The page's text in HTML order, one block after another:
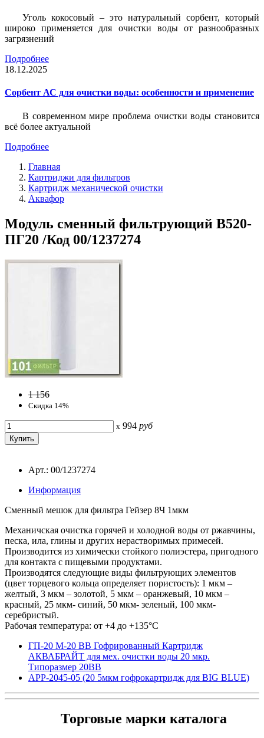
Уголь кокосовый – это натуральный сорбент, который
широко применяется для очистки воды от разнообразных
загрязнений
Подробнее
18.12.2025
Сорбент АС для очистки воды: особенности и применение
В современном мире проблема очистки воды становится
всё более актуальной
Подробнее
Главная
Картриджи для фильтров
Картридж механической очистки
Аквафор
Модуль сменный фильтрующий В520-
ПГ20 /Код 00/1237274
1 156
Скидка 14%
x 994 руб
Арт.: 00/1237274
Информация
Сменный мешок для фильтра Гейзер 8Ч 1мкм
Механичская очистка горячей и холодной воды от ржавчины,
песка, ила, глины и других нерастворимых примесей.
Производится из химически стойкого полиэстера, пригодного
для контакта с пищевыми продуктами.
Производятся следующие виды фильтрующих элементов
(цвет торцевого кольца определяет пористость): 1 мкм –
желтый, 3 мкм – золотой, 5 мкм – оранжевый, 10 мкм –
красный, 25 мкм- синий, 50 мкм- зеленый, 100 мкм-
серебристый.
Рабочая температура: от +4 до +135°С
ГП-20 М-20 ВВ Гофрированный Картридж
АКВАБРАЙТ для мех. очистки воды 20 мкр.
Типоразмер 20ВВ
APP-2045-05 (20 5мкм гофрокартридж для BIG BLUE)
Торговые марки каталога